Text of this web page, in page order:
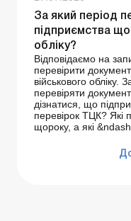
За який період
підприємства
обліку?
Відповідаємо на
перевірити
військового
перевіряти
дізнатися, що
перевірок ТЦК? Які
щороку, а які